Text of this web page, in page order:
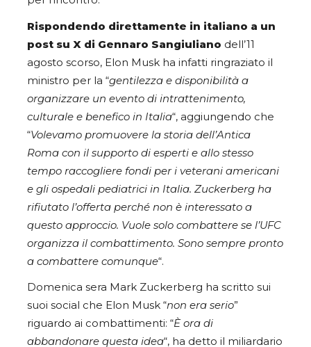
Rispondendo direttamente in italiano a un
post su X di Gennaro Sangiuliano dell’11
agosto scorso, Elon Musk ha infatti ringraziato il
ministro per la “gentilezza e disponibilità a
organizzare un evento di intrattenimento,
culturale e benefico in Italia“, aggiungendo che
“Volevamo promuovere la storia dell’Antica
Roma con il supporto di esperti e allo stesso
tempo raccogliere fondi per i veterani americani
e gli ospedali pediatrici in Italia. Zuckerberg ha
rifiutato l’offerta perché non è interessato a
questo approccio. Vuole solo combattere se l’UFC
organizza il combattimento. Sono sempre pronto
a combattere comunque“.
Domenica sera Mark Zuckerberg ha scritto sui
suoi social che Elon Musk “non era serio”
riguardo ai combattimenti: “È ora di
abbandonare questa idea“, ha detto il miliardario